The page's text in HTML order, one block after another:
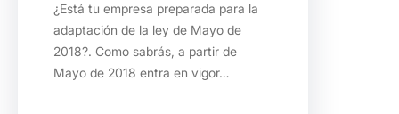
¿Está tu empresa preparada para la
adaptación de la ley de Mayo de
2018?. Como sabrás, a partir de
Mayo de 2018 entra en vigor…